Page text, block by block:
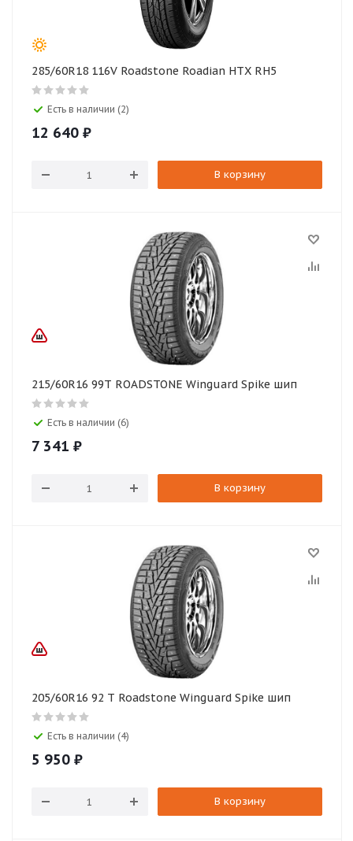
285/60R18 116V Roadstone Roadian HTX RH5
Есть в наличии (2)
12 640 ₽
В корзину
215/60R16 99T ROADSTONE Winguard Spike шип
Есть в наличии (6)
7 341 ₽
В корзину
205/60R16 92 T Roadstone Winguard Spike шип
Есть в наличии (4)
5 950 ₽
В корзину